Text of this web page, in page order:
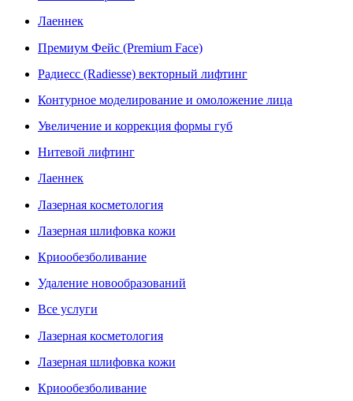
Лаеннек
Премиум Фейс (Premium Face)
Радиесс (Radiesse) векторный лифтинг
Контурное моделирование и омоложение лица
Увеличение и коррекция формы губ
Нитевой лифтинг
Лаеннек
Лазерная косметология
Лазерная шлифовка кожи
Криообезболивание
Удаление новообразований
Все услуги
Лазерная косметология
Лазерная шлифовка кожи
Криообезболивание